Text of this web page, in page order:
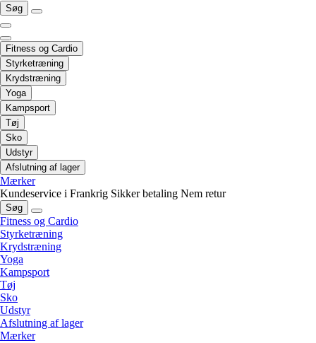
Søg
Fitness og Cardio
Styrketræning
Krydstræning
Yoga
Kampsport
Tøj
Sko
Udstyr
Afslutning af lager
Mærker
Kundeservice i Frankrig Sikker betaling Nem retur
Søg
Fitness og Cardio
Styrketræning
Krydstræning
Yoga
Kampsport
Tøj
Sko
Udstyr
Afslutning af lager
Mærker